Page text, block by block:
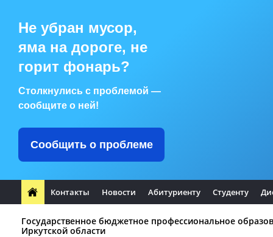
Не убран мусор,
яма на дороге, не
горит фонарь?
Столкнулись с проблемой —
сообщите о ней!
Сообщить о проблеме
Контакты Новости Абитуриенту Студенту
Государственное бюджетное профессиональное
Иркутской области